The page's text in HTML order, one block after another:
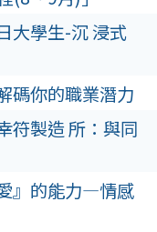
大學生-沉 浸式
碼你的職業潛力
符製造 所：與同
』的能力—情感